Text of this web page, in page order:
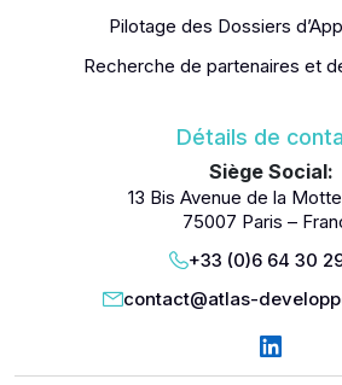
Pilotage des Dossiers
Recherche de partenaires et
Détails de
Siège Social:
13 Bis Avenue de la
75007 Paris –
+33 (0)6 64 30
contact@atlas-